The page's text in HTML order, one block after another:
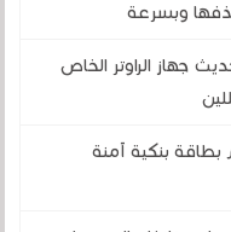
وبسرعة
جهاز الراوتر الخاص
بنكية آمنة